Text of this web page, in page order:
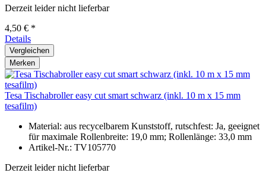
Derzeit leider nicht lieferbar
4,50 € *
Details
Vergleichen
Merken
Tesa Tischabroller easy cut smart schwarz (inkl. 10 m x 15 mm
tesafilm)
Material: aus recycelbarem Kunststoff, rutschfest: Ja, geeignet
für maximale Rollenbreite: 19,0 mm; Rollenlänge: 33,0 mm
Artikel-Nr.: TV105770
Derzeit leider nicht lieferbar